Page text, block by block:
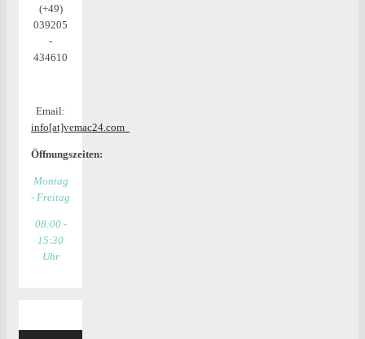
(+49)
039205
-
434610
Email:
info[at]vemac24.com
Öffnungszeiten:
Montag
- Freitag
08:00 -
15:30
Uhr